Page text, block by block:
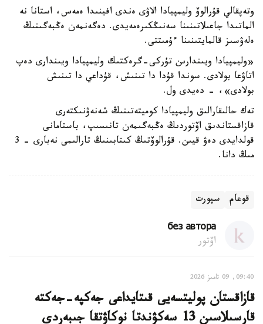
وتەپقالي قۇرالوۆ وليمپيادا الاۋى ەندى افينىدا ەمەس، استانا نە
الماتىدا جاعىلاتىنىنا سەنىڭكىرەمەيدى. دەگەنمەن ەڭبەگىنىڭ
ەلەۋسىز قالمايتىنىنا ءۇمىتتى.
«وليمپيادا ويىندارىن تۇركى-گرەكتىك وليمپيادا ويىندارى دەپ
اتاۋعا بولادى. سوندا قۇدا دا تىنىش، قۇداعي دا تىنىش
بولادى»، - دەيدى ول.
تەك حالىقارالىق وليمپيادا كوميتەتىنىڭ شەنەۋنىكتەرى
قازاقستاندىق اۆتوردىڭ ەڭبەگىمەن تانىسىپ، باستامانى
قولدايدى دەۋ قيىن. قۇرالوۆتىڭ كىتابىنىڭ تارالىمى نەبارى - 3
مىڭ دانا.
قوعام سپورت
без автора
اۆتور
09:40, 09 تامىز 2026
قازاقستان پوليتسەيى قىتايداعى جەكپە-جەكتە
قارسىلاسىن 13 سەكۋندتا نوكاۋتقا جىبەردى